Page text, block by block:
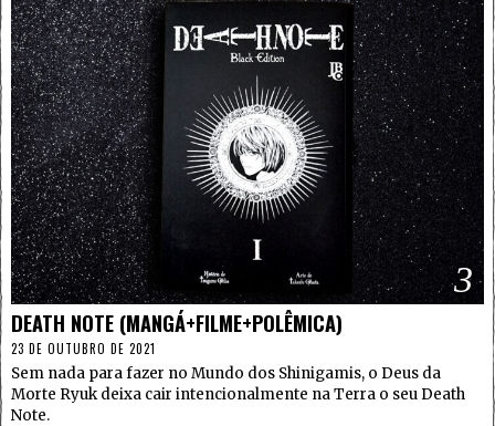
3
DEATH NOTE (MANGÁ+FILME+POLÊMICA)
23 DE OUTUBRO DE 2021
Sem nada para fazer no Mundo dos Shinigamis, o Deus da
Morte Ryuk deixa cair intencionalmente na Terra o seu Death
Note.